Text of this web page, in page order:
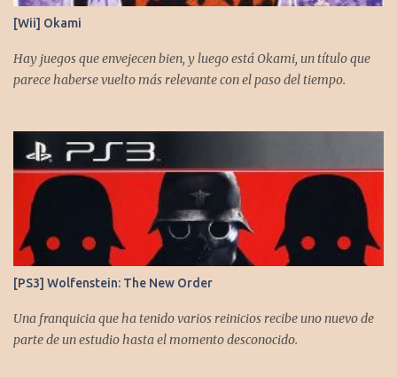
https://twitter.com/CronicasGoomba Instagram -
https://www.instagram.com/cronicasgoomba/ Facebook -
https://www.facebook.com/CronicasGoomba
[Wii] Okami
Hay juegos que envejecen bien, y luego está Okami, un título que
parece haberse vuelto más relevante con el paso del tiempo.
[PS3] Wolfenstein: The New Order
Una franquicia que ha tenido varios reinicios recibe uno nuevo de
parte de un estudio hasta el momento desconocido.